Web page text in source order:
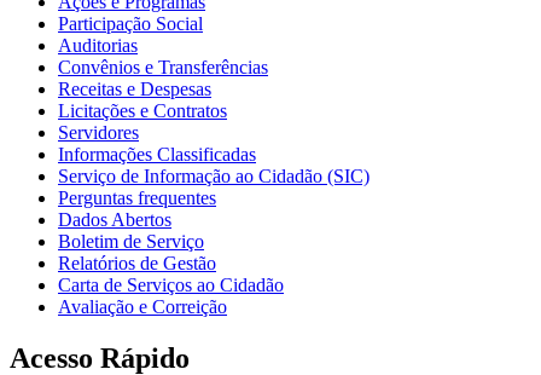
Participação Social
Auditorias
Convênios e Transferências
Receitas e Despesas
Licitações e Contratos
Servidores
Informações Classificadas
Serviço de Informação ao Cidadão (SIC)
Perguntas frequentes
Dados Abertos
Boletim de Serviço
Relatórios de Gestão
Carta de Serviços ao Cidadão
Avaliação e Correição
Acesso Rápido